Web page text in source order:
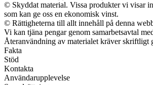
© Skyddat material. Vissa produkter vi visar
som kan ge oss en ekonomisk vinst.
© Rättigheterna till allt innehåll på denna
Vi kan tjäna pengar genom samarbetsavtal
Återanvändning av materialet kräver skriftligt
Fakta
Stöd
Kontakta
Användarupplevelse